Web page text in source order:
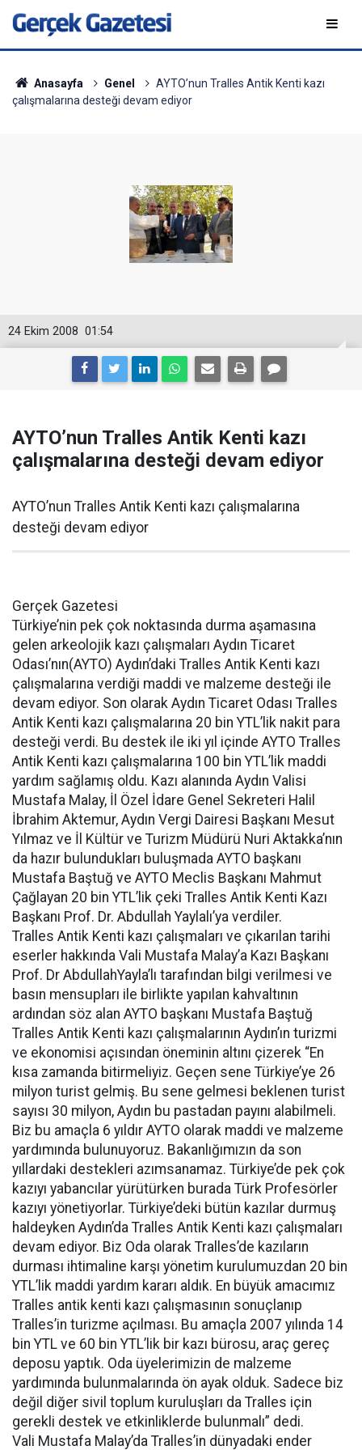
Anasayfa Genel
AYTO’nun Tralles Antik Kenti kazı
çalışmalarına desteği devam ediyor
01:54
24 Ekim 2008
AYTO’nun Tralles Antik Kenti kazı
çalışmalarına desteği devam ediyor
AYTO’nun Tralles Antik Kenti kazı çalışmalarına
desteği devam ediyor
Gerçek Gazetesi
Türkiye’nin pek çok noktasında durma aşamasına
gelen arkeolojik kazı çalışmaları Aydın Ticaret
Odası’nın(AYTO) Aydın’daki Tralles Antik Kenti kazı
çalışmalarına verdiği maddi ve malzeme desteği ile
devam ediyor. Son olarak Aydın Ticaret Odası Tralles
Antik Kenti kazı çalışmalarına 20 bin YTL’lik nakit para
desteği verdi. Bu destek ile iki yıl içinde AYTO Tralles
Antik Kenti kazı çalışmalarına 100 bin YTL’lik maddi
yardım sağlamış oldu. Kazı alanında Aydın Valisi
Mustafa Malay, İl Özel İdare Genel Sekreteri Halil
İbrahim Aktemur, Aydın Vergi Dairesi Başkanı Mesut
Yılmaz ve İl Kültür ve Turizm Müdürü Nuri Aktakka’nın
da hazır bulundukları buluşmada AYTO başkanı
Mustafa Baştuğ ve AYTO Meclis Başkanı Mahmut
Çağlayan 20 bin YTL’lik çeki Tralles Antik Kenti Kazı
Başkanı Prof. Dr. Abdullah Yaylalı’ya verdiler.
Tralles Antik Kenti kazı çalışmaları ve çıkarılan tarihi
eserler hakkında Vali Mustafa Malay’a Kazı Başkanı
Prof. Dr AbdullahYayla’lı tarafından bilgi verilmesi ve
basın mensupları ile birlikte yapılan kahvaltının
ardından söz alan AYTO başkanı Mustafa Baştuğ
Tralles Antik Kenti kazı çalışmalarının Aydın’ın turizmi
ve ekonomisi açısından öneminin altını çizerek “En
kısa zamanda bitirmeliyiz. Geçen sene Türkiye’ye 26
milyon turist gelmiş. Bu sene gelmesi beklenen turist
sayısı 30 milyon, Aydın bu pastadan payını alabilmeli.
Biz bu amaçla 6 yıldır AYTO olarak maddi ve malzeme
yardımında bulunuyoruz. Bakanlığımızın da son
yıllardaki destekleri azımsanamaz. Türkiye’de pek çok
kazıyı yabancılar yürütürken burada Türk Profesörler
kazıyı yönetiyorlar. Türkiye’deki bütün kazılar durmuş
haldeyken Aydın’da Tralles Antik Kenti kazı çalışmaları
devam ediyor. Biz Oda olarak Tralles’de kazıların
durması ihtimaline karşı yönetim kurulumuzdan 20 bin
YTL’lik maddi yardım kararı aldık. En büyük amacımız
Tralles antik kenti kazı çalışmasının sonuçlanıp
Tralles’in turizme açılması. Bu amaçla 2007 yılında 14
bin YTL ve 60 bin YTL’lik bir kazı bürosu, araç gereç
deposu yaptık. Oda üyelerimizin de malzeme
yardımında bulunmalarında ön ayak olduk. Sadece biz
değil diğer sivil toplum kuruluşları da Tralles için
gerekli destek ve etkinliklerde bulunmalı” dedi.
Vali Mustafa Malay’da Tralles’in dünyadaki ender